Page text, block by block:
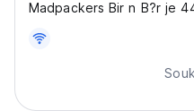
Madpackers Bir n B?r je